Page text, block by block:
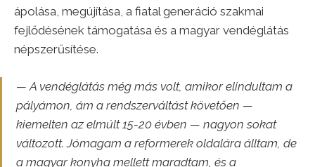
ápolása, megújítása, a fiatal generáció szakmai
fejlődésének támogatása és a magyar vendéglátás
népszerűsítése.
— A vendéglátás még más volt, amikor elindultam a
pályámon, ám a rendszerváltást követően —
kiemelten az elmúlt 15-20 évben — nagyon sokat
változott. Jómagam a reformerek oldalára álltam, de
a magyar konyha mellett maradtam, és a